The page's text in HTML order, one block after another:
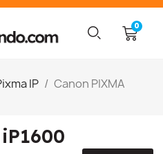
IP
Canon PIXMA